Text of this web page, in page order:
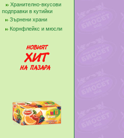
Хранително-вкусови
подправки в кутийки
Зърнени храни
Корнфлейкс и мюсли